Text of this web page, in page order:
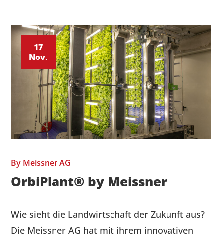
17
Nov.
By Meissner AG
OrbiPlant® by Meissner
Wie sieht die Landwirtschaft der Zukunft aus?
Die Meissner AG hat mit ihrem innovativen